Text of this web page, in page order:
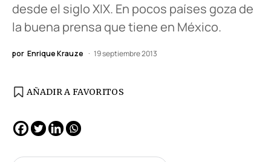
desde el siglo XIX. En pocos países goza de
la buena prensa que tiene en México.
por Enrique Krauze 19 septiembre 2013
AÑADIR A FAVORITOS